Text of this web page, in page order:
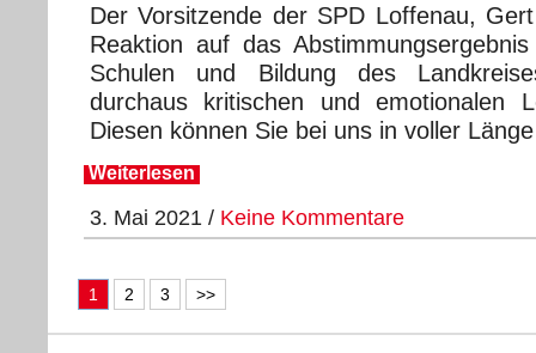
Der Vorsitzende der SPD Loffenau,
Reaktion auf das
Schulen und Bildung des
durchaus kritischen und emotionalen
Diesen können Sie bei uns in voller
Weiterlesen
3. Mai 2021 / Keine Kommentare
1 2 3 >>